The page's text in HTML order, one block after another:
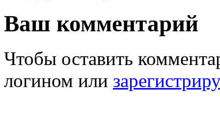
Ваш комментарий
Чтобы оставить
логином или